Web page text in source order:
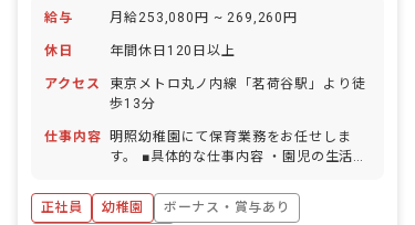
給与 月給253,080円 ~ 269,260円
休日 年間休日120日以上
アクセス
東京メトロ丸ノ内線「茗荷谷駅」より徒
歩13分
仕事内容 明照幼稚園にて保育業務をお任せしま
す。 ■具体的な仕事内容 ・園児の生活全
案 ・行事の企画運営 ・保護者との協
力、対応 ・会議や研修への参加 など
正社員 幼稚園
ボーナス・賞与あり